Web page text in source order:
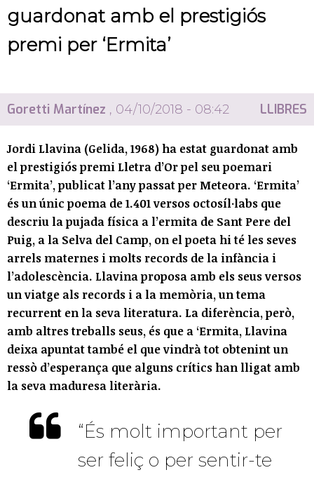
guardonat amb el prestigiós
premi per ‘Ermita’
Goretti Martínez , 04/10/2018 - 08:42 LLIBRES
Jordi Llavina (Gelida, 1968) ha estat guardonat amb
el prestigiós premi Lletra d’Or pel seu poemari
‘Ermita’, publicat l’any passat per Meteora. ‘Ermita’
és un únic poema de 1.401 versos octosíl·labs que
descriu la pujada física a l’ermita de Sant Pere del
Puig, a la Selva del Camp, on el poeta hi té les seves
arrels maternes i molts records de la infància i
l’adolescència. Llavina proposa amb els seus versos
un viatge als records i a la memòria, un tema
recurrent en la seva literatura. La diferència, però,
amb altres treballs seus, és que a ‘Ermita, Llavina
deixa apuntat també el que vindrà tot obtenint un
ressò d’esperança que alguns crítics han lligat amb
la seva maduresa literària.
“És molt important per
ser feliç o per sentir-te